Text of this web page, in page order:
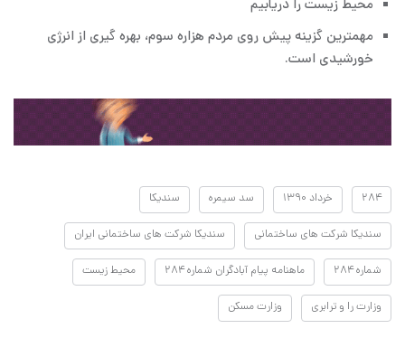
محیط زیست را دریابیم
مهمترین گزینه پیش روی مردم هزاره سوم، بهره گیری از انرژی
خورشیدی است.
۲۸۴ خرداد ۱۳۹۰ سد سیمره سندیکا
سندیکا شرکت های ساختمانی سندیکا شرکت های ساختمانی ایران
شماره ۲۸۴ ماهنامه پیام آبادگران شماره ۲۸۴ محیط زیست
وزارت را و ترابری وزارت مسکن